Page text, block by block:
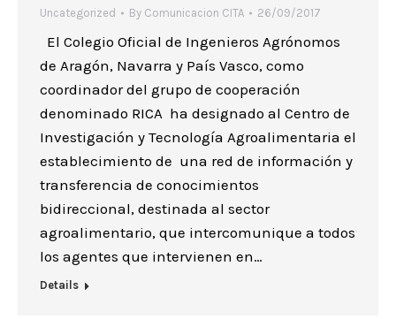
Uncategorized By Comunicacion CITA 26/09/2017
El Colegio Oficial de Ingenieros Agrónomos
de Aragón, Navarra y País Vasco, como
coordinador del grupo de cooperación
denominado RICA ha designado al Centro de
Investigación y Tecnología Agroalimentaria el
establecimiento de una red de información y
transferencia de conocimientos
bidireccional, destinada al sector
agroalimentario, que intercomunique a todos
los agentes que intervienen en…
Details